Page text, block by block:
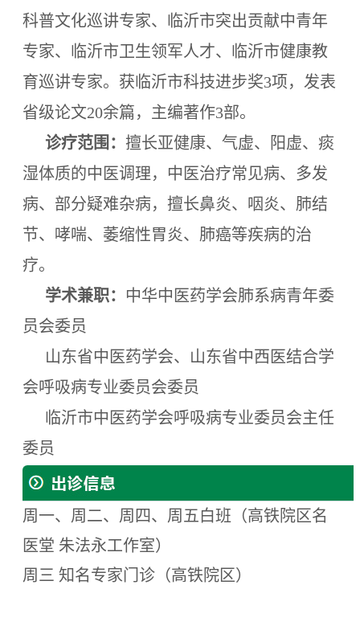
科普文化巡讲专家、临沂市突出贡献中青年
专家、临沂市卫生领军人才、临沂市健康教
育巡讲专家。获临沂市科技进步奖3项，发表
省级论文20余篇，主编著作3部。
诊疗范围： 擅长亚健康、气虚、阳虚、痰
湿体质的中医调理，中医治疗常见病、多发
病、部分疑难杂病，擅长鼻炎、咽炎、肺结
节、哮喘、萎缩性胃炎、肺癌等疾病的治
疗。
学术兼职： 中华中医药学会肺系病青年委
员会委员
山东省中医药学会、山东省中西医结合学
会呼吸病专业委员会委员
临沂市中医药学会呼吸病专业委员会主任
委员
周一、周二、周四、周五白班（高铁院区名
医堂 朱法永工作室）
周三 知名专家门诊（高铁院区）